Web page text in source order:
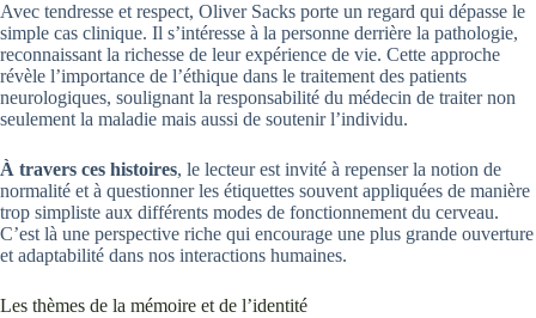
Avec tendresse et respect, Oliver Sacks porte un regard qui dépasse le
simple cas clinique. Il s’intéresse à la personne derrière la pathologie,
reconnaissant la richesse de leur expérience de vie. Cette approche
révèle l’importance de l’éthique dans le traitement des patients
neurologiques, soulignant la responsabilité du médecin de traiter non
seulement la maladie mais aussi de soutenir l’individu.
À travers ces histoires, le lecteur est invité à repenser la notion de
normalité et à questionner les étiquettes souvent appliquées de manière
trop simpliste aux différents modes de fonctionnement du cerveau.
C’est là une perspective riche qui encourage une plus grande ouverture
et adaptabilité dans nos interactions humaines.
Les thèmes de la mémoire et de l’identité